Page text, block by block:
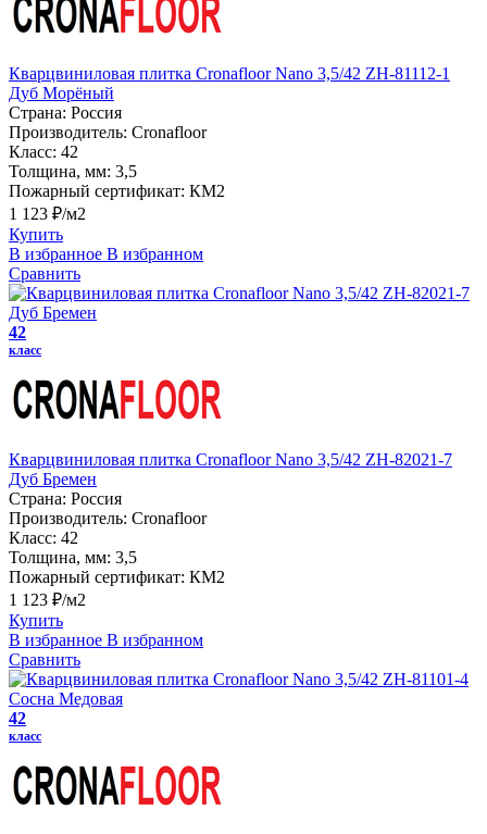
Кварцвиниловая плитка Cronafloor Nano 3,5/42 ZH-81112-1
Дуб Морёный
Страна: Россия
Производитель: Cronafloor
Класс: 42
Толщина, мм: 3,5
Пожарный сертификат: КМ2
1 123 ₽/м2
Купить
В избранное В избранном
Сравнить
42
класс
Кварцвиниловая плитка Cronafloor Nano 3,5/42 ZH-82021-7
Дуб Бремен
Страна: Россия
Производитель: Cronafloor
Класс: 42
Толщина, мм: 3,5
Пожарный сертификат: КМ2
1 123 ₽/м2
Купить
В избранное В избранном
Сравнить
42
класс